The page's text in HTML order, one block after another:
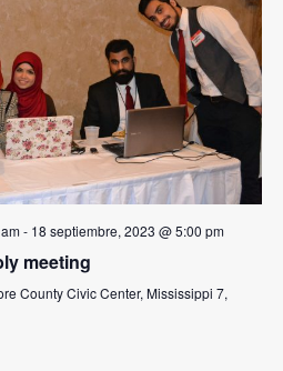
- 18 septiembre, 2023 @ 5:00 pm
meeting
County Civic Center, Mississippi 7,